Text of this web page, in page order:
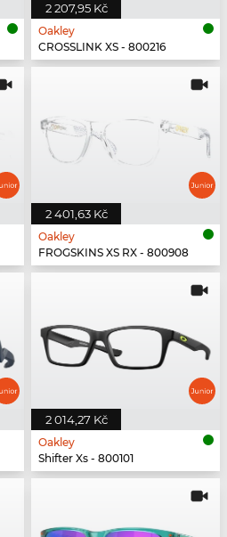
2 207,95 Kč
Oakley
CROSSLINK XS - 800216
2 401,63 Kč
Oakley
FROGSKINS XS RX - 800908
2 014,27 Kč
Oakley
Shifter Xs - 800101